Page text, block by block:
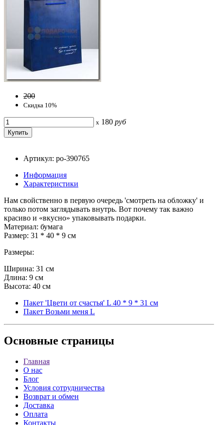
200
Скидка 10%
x 180 руб
Артикул: po-390765
Информация
Характеристики
Нам свойственно в первую очередь 'смотреть на обложку' и
только потом заглядывать внутрь. Вот почему так важно
красиво и «вкусно» упаковывать подарки.
Материал: бумага
Размер: 31 * 40 * 9 см
Размеры:
Ширина: 31 см
Длина: 9 см
Высота: 40 см
Пакет 'Цвети от счастья' L 40 * 9 * 31 см
Пакет Возьми меня L
Основные страницы
Главная
О нас
Блог
Условия сотрудничества
Возврат и обмен
Доставка
Оплата
Контакты